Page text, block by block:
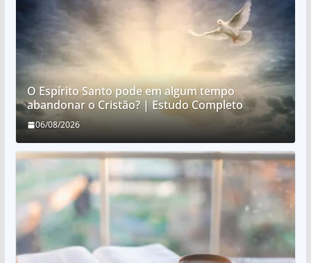
O Espírito Santo pode em algum tempo
abandonar o Cristão? | Estudo Completo
06/08/2026